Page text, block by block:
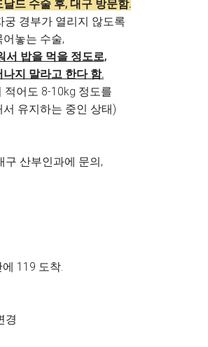
드 수술 후, 대구 방문함.
궁 경부가 열리지 않도록
놓는 수술,
서 밥을 먹을 정도로,
지 말라고 한다 함.
적어도 8-10kg 정도를
유지하는 중인 상태)
산부인과에 문의,
119 도착.
경